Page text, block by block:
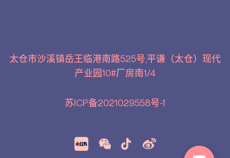
太仓市沙溪镇岳王临港南路525号,平谦（太仓）现代
产业园10#厂房南1/4
苏ICP备2021029558号-1